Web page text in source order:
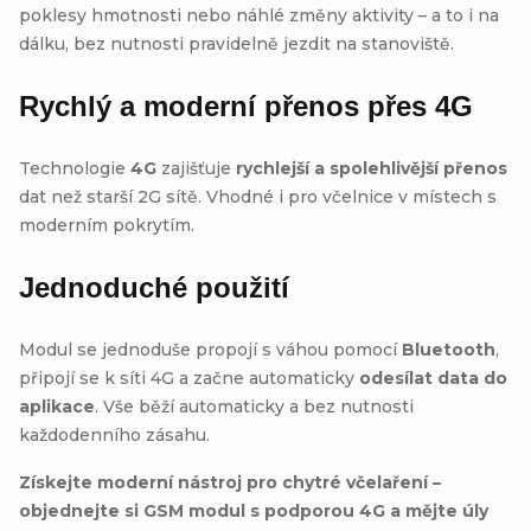
poklesy hmotnosti nebo náhlé změny aktivity – a to i na
dálku, bez nutnosti pravidelně jezdit na stanoviště.
Rychlý a moderní přenos přes 4G
Technologie 4G zajišťuje rychlejší a spolehlivější přenos
dat než starší 2G sítě. Vhodné i pro včelnice v místech s
moderním pokrytím.
Jednoduché použití
Modul se jednoduše propojí s váhou pomocí Bluetooth,
připojí se k síti 4G a začne automaticky odesílat data do
aplikace. Vše běží automaticky a bez nutnosti
každodenního zásahu.
Získejte moderní nástroj pro chytré včelaření –
objednejte si GSM modul s podporou 4G a mějte úly